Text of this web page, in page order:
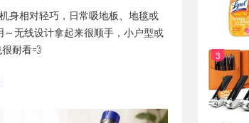
身相对轻巧，日常吸地板、地毯或
无线设计拿起来很顺手，小户型或
耐看💨